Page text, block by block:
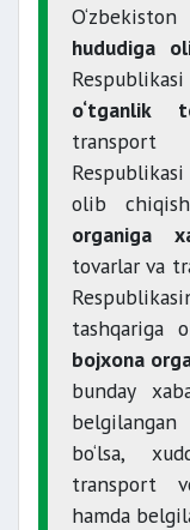
hududiga
o‘tganlik
transport
olib chiqish
organiga
tovarlar va
tashqariga
bojxona
bunday
bo‘lsa,
transport
hamda